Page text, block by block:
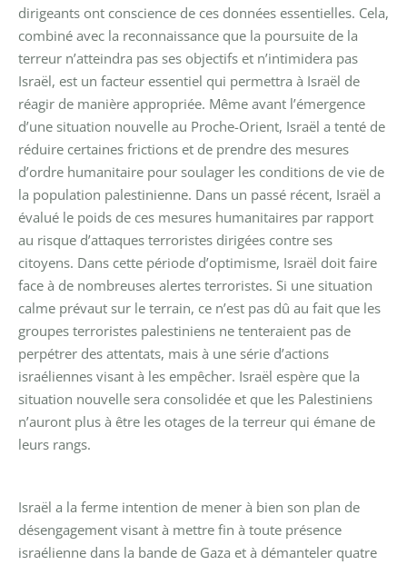
dirigeants ont conscience de ces données essentielles. Cela,
combiné avec la reconnaissance que la poursuite de la
terreur n’atteindra pas ses objectifs et n’intimidera pas
Israël, est un facteur essentiel qui permettra à Israël de
réagir de manière appropriée. Même avant l’émergence
d’une situation nouvelle au Proche-Orient, Israël a tenté de
réduire certaines frictions et de prendre des mesures
d’ordre humanitaire pour soulager les conditions de vie de
la population palestinienne. Dans un passé récent, Israël a
évalué le poids de ces mesures humanitaires par rapport
au risque d’attaques terroristes dirigées contre ses
citoyens. Dans cette période d’optimisme, Israël doit faire
face à de nombreuses alertes terroristes. Si une situation
calme prévaut sur le terrain, ce n’est pas dû au fait que les
groupes terroristes palestiniens ne tenteraient pas de
perpétrer des attentats, mais à une série d’actions
israéliennes visant à les empêcher. Israël espère que la
situation nouvelle sera consolidée et que les Palestiniens
n’auront plus à être les otages de la terreur qui émane de
leurs rangs.
Israël a la ferme intention de mener à bien son plan de
désengagement visant à mettre fin à toute présence
israélienne dans la bande de Gaza et à démanteler quatre